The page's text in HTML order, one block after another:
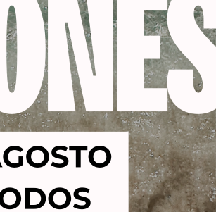
-40%